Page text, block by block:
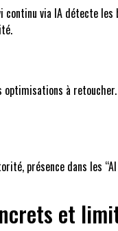
via IA détecte
à
présence dans les
et